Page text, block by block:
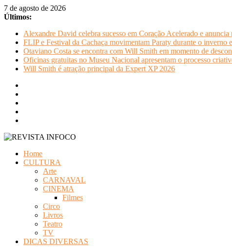
Pular
para
conteúdo
7 de agosto de 2026
Últimos:
Alexandre David celebra sucesso em Coração Acelerado e
FLIP e Festival da Cachaça movimentam Paraty durante o inverno
Otaviano Costa se encontra com Will Smith em momento de
Oficinas gratuitas no Museu Nacional apresentam o processo
Will Smith é atração principal da Expert XP 2026
INFOCO
Home
CULTURA
Arte
CARNAVAL
CINEMA
Filmes
Circo
Livros
Teatro
TV
DICAS DIVERSAS